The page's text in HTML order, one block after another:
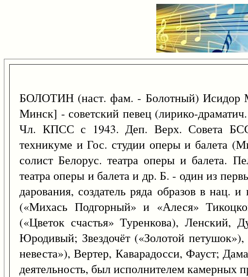
БОЛОТИН (наст. фам. - Болотный) Исидор
Минск] - советский певец (лирико-
Чл. КПСС с 1943. Деп. Верх. Совета
техникуме и Гос. студии оперы и балета
солист Белорус. театра оперы и балета.
театра оперы и балета и др. Б. - один из
дарования, создатель ряда образов в
(«Михась Подгорный» и «Алеся»
(«Цветок счастья» Туренкова), Ленский,
Юродивый; Звездочёт («Золотой
невеста»), Вертер, Каварадосси, Фауст;
деятельность, был исполнителем камерных